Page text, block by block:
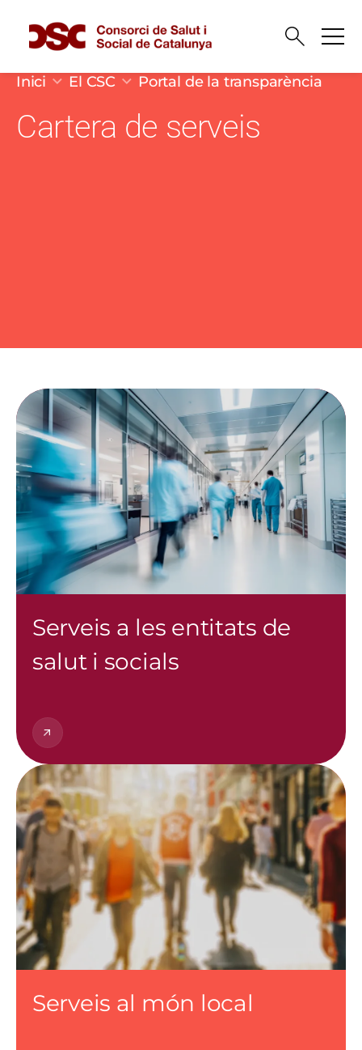
Fil d'ariadna
Inici El CSC Portal de la transparència
Cartera de serveis
Imatge
Serveis a les entitats de
salut i socials
Imatge
Serveis al món local